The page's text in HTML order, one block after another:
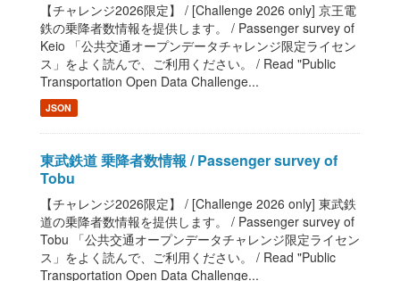
【チャレンジ2026限定】 / [Challenge 2026 only] 京王電
鉄の乗降者数情報を提供します。 / Passenger survey of
Keio 「公共交通オープンデータチャレンジ限定ライセン
ス」をよく読んで、ご利用ください。 / Read "Public
Transportation Open Data Challenge...
JSON
東武鉄道 乗降者数情報 / Passenger survey of
Tobu
【チャレンジ2026限定】 / [Challenge 2026 only] 東武鉄
道の乗降者数情報を提供します。 / Passenger survey of
Tobu 「公共交通オープンデータチャレンジ限定ライセン
ス」をよく読んで、ご利用ください。 / Read "Public
Transportation Open Data Challenge...